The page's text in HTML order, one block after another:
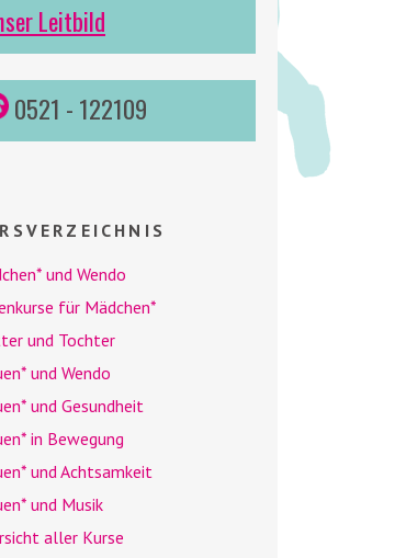
Leitbild
0521 - 122109
und Wendo
für Mädchen*
und Tochter
undWendo
und Gesundheit
in Bewegung
und Achtsamkeit
und Musik
aller Kurse